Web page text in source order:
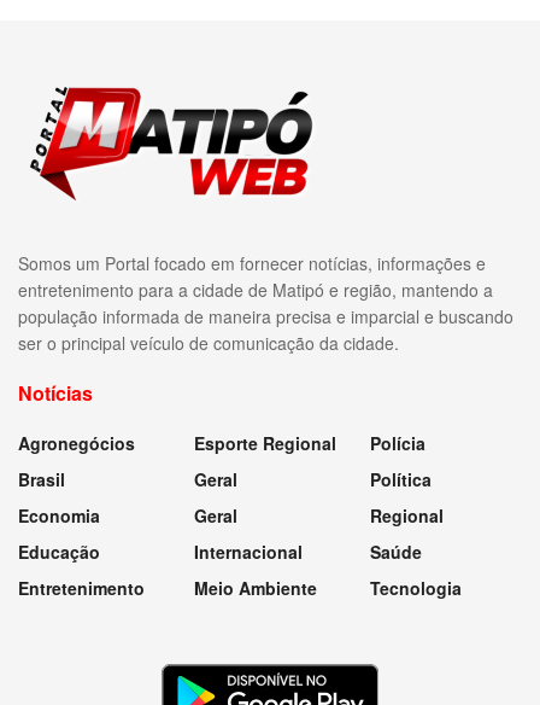
Somos um Portal focado em fornecer notícias, informações e
entretenimento para a cidade de Matipó e região, mantendo a
população informada de maneira precisa e imparcial e buscando
ser o principal veículo de comunicação da cidade.
Notícias
Agronegócios
Brasil
Economia
Educação
Entretenimento
Esporte Regional
Geral
Geral
Internacional
Meio Ambiente
Polícia
Política
Regional
Saúde
Tecnologia